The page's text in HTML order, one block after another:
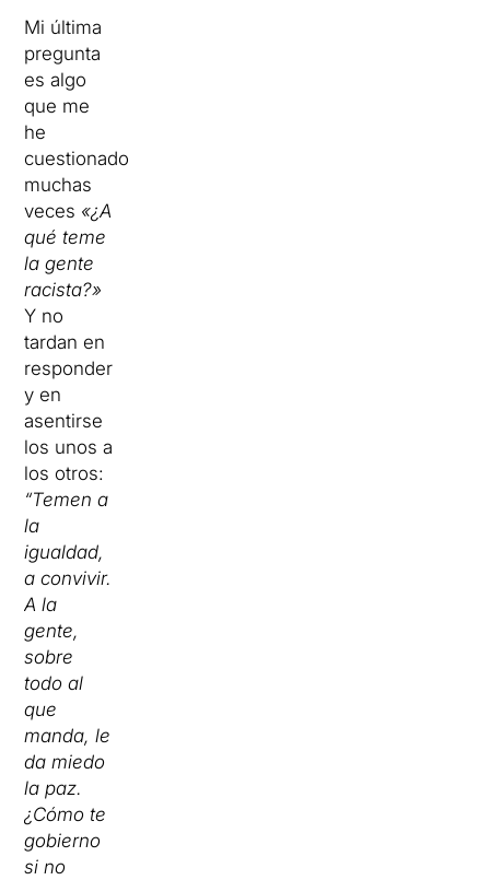
Mi última
pregunta
es algo
que me
he
cuestionado
muchas
veces «¿A
qué teme
la gente
racista?»
Y no
tardan en
responder
y en
asentirse
los unos a
los otros:
“Temen a
la
igualdad,
a convivir.
A la
gente,
sobre
todo al
que
manda, le
da miedo
la paz.
¿Cómo te
gobierno
si no